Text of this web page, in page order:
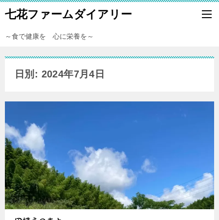
七花ファームダイアリー
～食で健康を 心に栄養を～
日別: 2024年7月4日